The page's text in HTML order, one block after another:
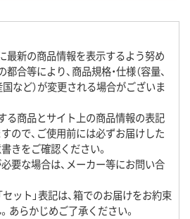
最新の商品情報を表示するよう努め
合等により、商品規格・仕様（容量、
国など）が変更される場合がございま
る商品とサイト上の商品情報の表記
ので、ご使用前には必ずお届けした
きをご確認ください。
要な場合は、メーカー等にお問い合
セット」表記は、箱でのお届けをお約束
あらかじめご了承ください。